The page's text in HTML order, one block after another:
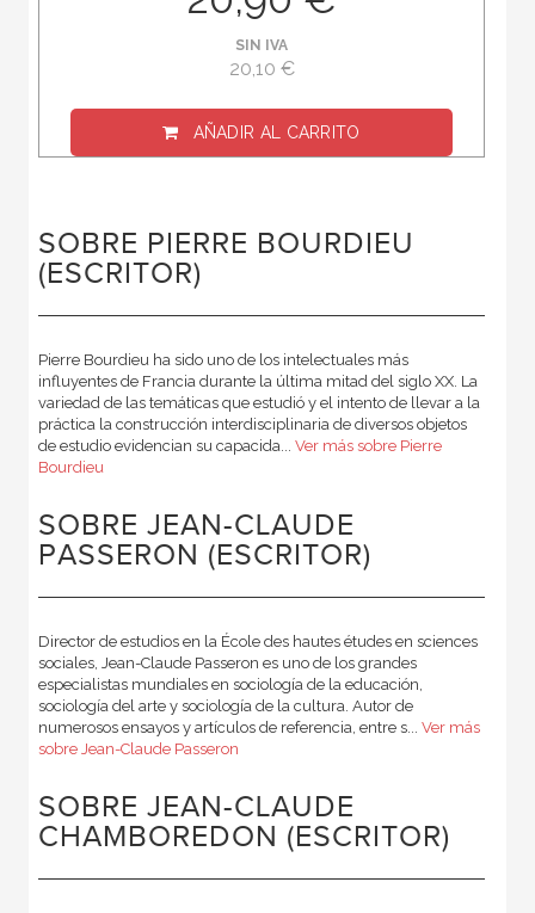
SIN IVA
20,10 €
AÑADIR AL CARRITO
SOBRE PIERRE BOURDIEU
(ESCRITOR)
Pierre Bourdieu ha sido uno de los intelectuales más
influyentes de Francia durante la última mitad del siglo XX. La
variedad de las temáticas que estudió y el intento de llevar a la
práctica la construcción interdisciplinaria de diversos objetos
de estudio evidencian su capacida... Ver más sobre Pierre
Bourdieu
SOBRE JEAN-CLAUDE
PASSERON (ESCRITOR)
Director de estudios en la École des hautes études en sciences
sociales, Jean-Claude Passeron es uno de los grandes
especialistas mundiales en sociología de la educación,
sociología del arte y sociología de la cultura. Autor de
numerosos ensayos y artículos de referencia, entre s... Ver más
sobre Jean-Claude Passeron
SOBRE JEAN-CLAUDE
CHAMBOREDON (ESCRITOR)